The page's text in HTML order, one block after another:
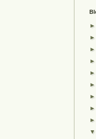
►
►
►
►
►
►
►
►
►
▼